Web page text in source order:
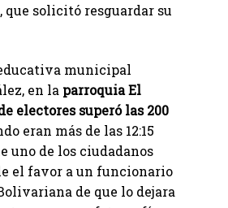
que solicitó resguardar su
municipal
en la parroquia El
electores superó las 200
eran más de las 12:15
uno de los ciudadanos
el favor a un funcionario
de que lo dejara